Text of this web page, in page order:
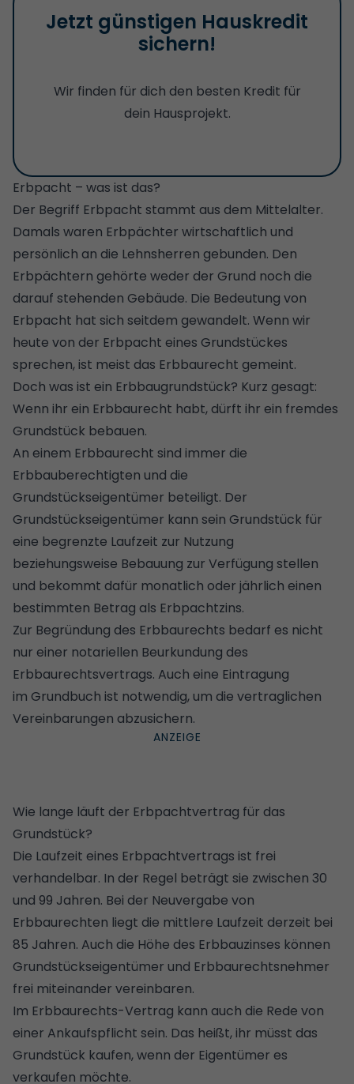
Jetzt günstigen Hauskredit
sichern!
Wir finden für dich den besten Kredit für
dein Hausprojekt.
Erbpacht – was ist das?
Der Begriff Erbpacht stammt aus dem Mittelalter.
Damals waren Erbpächter wirtschaftlich und
persönlich an die Lehnsherren gebunden. Den
Erbpächtern gehörte weder der Grund noch die
darauf stehenden Gebäude. Die Bedeutung von
Erbpacht hat sich seitdem gewandelt. Wenn wir
heute von der Erbpacht eines Grundstückes
sprechen, ist meist das Erbbaurecht gemeint.
Doch was ist ein Erbbaugrundstück? Kurz gesagt:
Wenn ihr ein Erbbaurecht habt, dürft ihr ein fremdes
Grundstück bebauen.
An einem Erbbaurecht sind immer die
Erbbauberechtigten und die
Grundstückseigentümer beteiligt. Der
Grundstückseigentümer kann sein Grundstück für
eine begrenzte Laufzeit zur Nutzung
beziehungsweise Bebauung zur Verfügung stellen
und bekommt dafür monatlich oder jährlich einen
bestimmten Betrag als Erbpachtzins.
Zur Begründung des Erbbaurechts bedarf es nicht
nur einer notariellen Beurkundung des
Erbbaurechtsvertrags. Auch eine Eintragung
im Grundbuch ist notwendig, um die vertraglichen
Vereinbarungen abzusichern.
Wie lange läuft der Erbpachtvertrag für das
Grundstück?
Die Laufzeit eines Erbpachtvertrags ist frei
verhandelbar. In der Regel beträgt sie zwischen 30
und 99 Jahren. Bei der Neuvergabe von
Erbbaurechten liegt die mittlere Laufzeit derzeit bei
85 Jahren. Auch die Höhe des Erbbauzinses können
Grundstückseigentümer und Erbbaurechtsnehmer
frei miteinander vereinbaren.
Im Erbbaurechts-Vertrag kann auch die Rede von
einer Ankaufspflicht sein. Das heißt, ihr müsst das
Grundstück kaufen, wenn der Eigentümer es
verkaufen möchte.